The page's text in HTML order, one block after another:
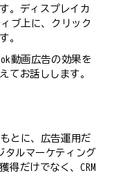
。ディスプレイカ
ブ上に、クリック
。
動画広告の効果を
てお話しします。
とに、広告運用だ
タルマーケティング
得だけでなく、CRM